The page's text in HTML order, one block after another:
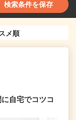
検索条件を保存
自宅でコツコ